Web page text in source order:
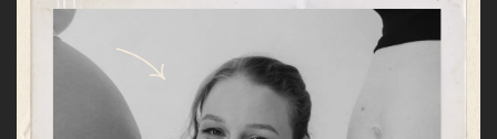
и любовью. Его можно и нужно
смотреть, чтобы настроиться
на мягкий опыт.